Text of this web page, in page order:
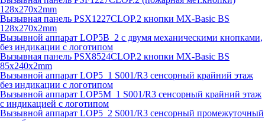
128х270х2mm
Вызывная панель PSX1227CLOP.2 кнопки MX-Basic BS
128х270х2mm
Вызывной аппарат LOP5B_2 с двумя механическими кнопками,
без индикации с логотипом
Вызывная панель PSX8524CLOP.2 кнопки MX-Basic BS
85х240х2mm
Вызывной аппарат LOP5_1 S001/R3 сенсорный крайний этаж
без индикации с логотипом
Вызывной аппарат LOP5M_1 S001/R3 сенсорный крайний этаж
с индикацией с логотипом
Вызывной аппарат LOP5_2 S001/R3 сенсорный промежуточный